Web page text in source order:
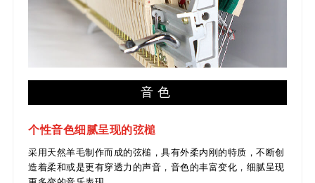
音色
个性音色细腻呈现的弦槌
采用天然羊毛制作而成的弦槌，具有外柔内刚的特质，不断创
造着柔和或是更有穿透力的声音，音色的丰富变化，细腻呈现